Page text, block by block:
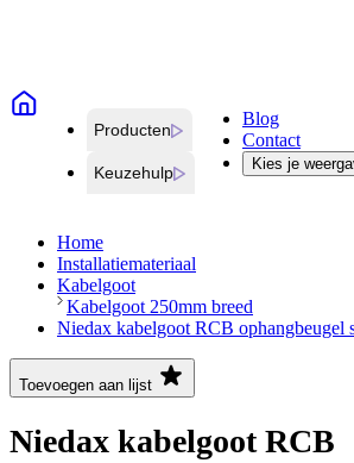
Producten
Keuzehulp
Blog
Contact
Kies je
Home
Installatiemateriaal
Kabelgoot
Kabelgoot 250mm breed
Niedax kabelgoot RCB ophangbeugel
Toevoegen aan lijst
Niedax kabelgoot RCB